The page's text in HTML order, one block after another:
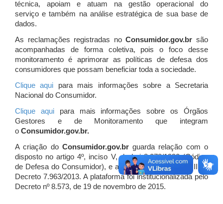
técnica, apoiam e atuam na gestão operacional do
serviço e também na análise estratégica de sua base de
dados.
As reclamações registradas noConsumidor.gov.br são
acompanhadas de forma coletiva, pois o foco desse
monitoramento é aprimorar as políticas de defesa dos
consumidores que possam beneficiar toda a sociedade.
Clique aqui para mais informações sobre a Secretaria
Nacional do Consumidor.
Clique aquipara mais informações sobre os Órgãos
Gestores e de Monitoramento que integram
o Consumidor.gov.br.
A criação do Consumidor.gov.brguarda relação com o
disposto no artigo 4º, inciso V, da Lei 8.078/1990 (Código
de Defesa do Consumidor), e artigo 7º, incisos I, II e III do
Decreto 7.963/2013. A plataforma foi institucionalizada pelo
Decreto nº 8.573, de 19 de novembro de 2015.